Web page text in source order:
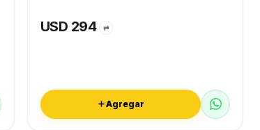
USD 294 ⇄
Agregar